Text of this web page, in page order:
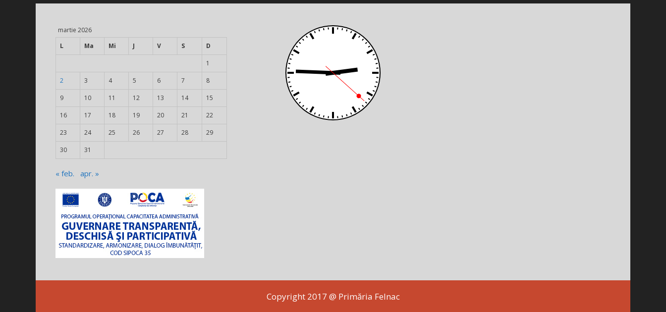
martie 2026
L
Ma Mi J V S D
1
2 3 4 5 6 7 8
9 10 11 12 13 14 15
16 17 18 19 20 21 22
23 24 25 26 27 28 29
30 31
« feb. apr. »
Copyright 2017 @ Primăria Felnac